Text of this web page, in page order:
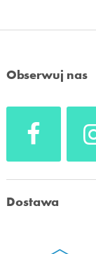
Obserwuj nas
Dostawa